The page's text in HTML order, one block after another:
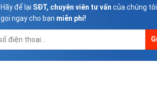
Hãy để lại SĐT, chuyên viên tư vấn của chúng
gọi ngay cho bạn miễn phí!